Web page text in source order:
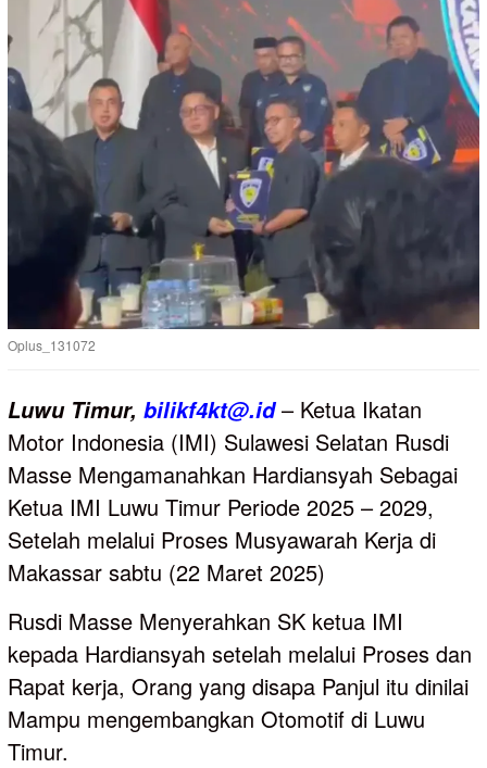
Oplus_131072
Luwu Timur, bilikf4kt@.id– Ketua Ikatan
Motor Indonesia (IMI) Sulawesi Selatan Rusdi
Masse Mengamanahkan Hardiansyah Sebagai
Ketua IMI Luwu Timur Periode 2025 – 2029,
Setelah melalui Proses Musyawarah Kerja di
Makassar sabtu (22 Maret 2025)
Rusdi Masse Menyerahkan SK ketua IMI
kepada Hardiansyah setelah melalui Proses dan
Rapat kerja, Orang yang disapa Panjul itu dinilai
Mampu mengembangkan Otomotif di Luwu
Timur.